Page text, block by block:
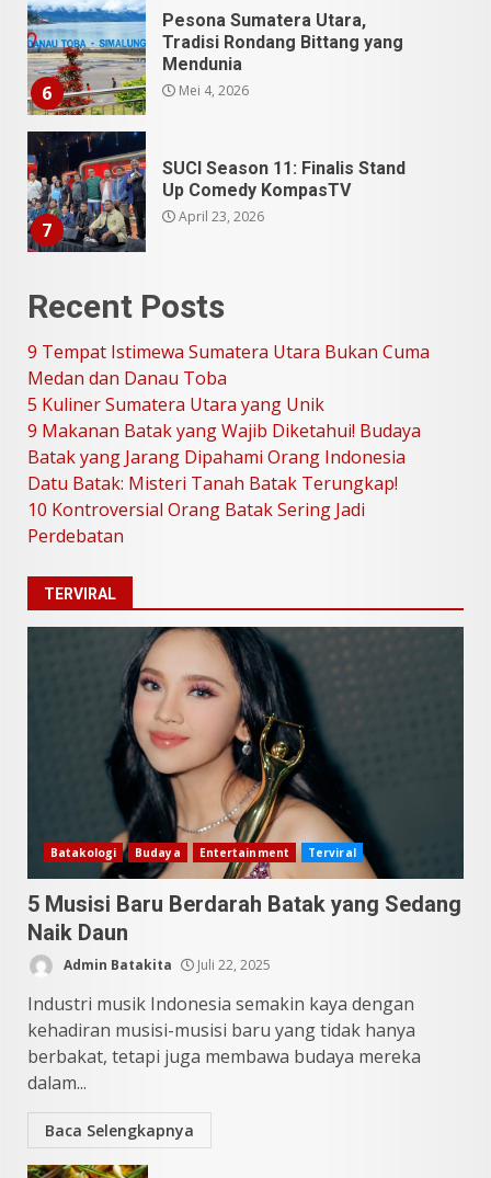
6
Pesona Sumatera Utara,
Tradisi Rondang Bittang yang
Mendunia
Mei 4, 2026
7
SUCI Season 11: Finalis Stand
Up Comedy KompasTV
April 23, 2026
9 Tempat Istimewa Sumatera
Utara Bukan Cuma Medan dan
Juli 31, 2026
2
5 Kuliner Sumatera Utara yang
Unik
Juli 13, 2026
Indonesia
Juni 25, 2026
Datu Batak: Misteri Tanah
Batak Terungkap!
Juni 11, 2026
5
10 Kontroversial Orang Batak
Sering Jadi Perdebatan
Mei 25, 2026
Recent Posts
9 Tempat Istimewa Sumatera Utara Bukan Cuma
Medan dan Danau Toba
5 Kuliner Sumatera Utara yang Unik
9 Makanan Batak yang Wajib Diketahui! Budaya
Batak yang Jarang Dipahami Orang Indonesia
Datu Batak: Misteri Tanah Batak Terungkap!
10 Kontroversial Orang Batak Sering Jadi
Perdebatan
TERVIRAL
Batakologi Budaya Entertainment Terviral
5 Musisi Baru Berdarah Batak yang Sedang
Naik Daun
Admin Batakita Juli 22, 2025
Industri musik Indonesia semakin kaya dengan
kehadiran musisi-musisi baru yang tidak hanya
berbakat, tetapi juga membawa budaya mereka
dalam...
Baca Selengkapnya